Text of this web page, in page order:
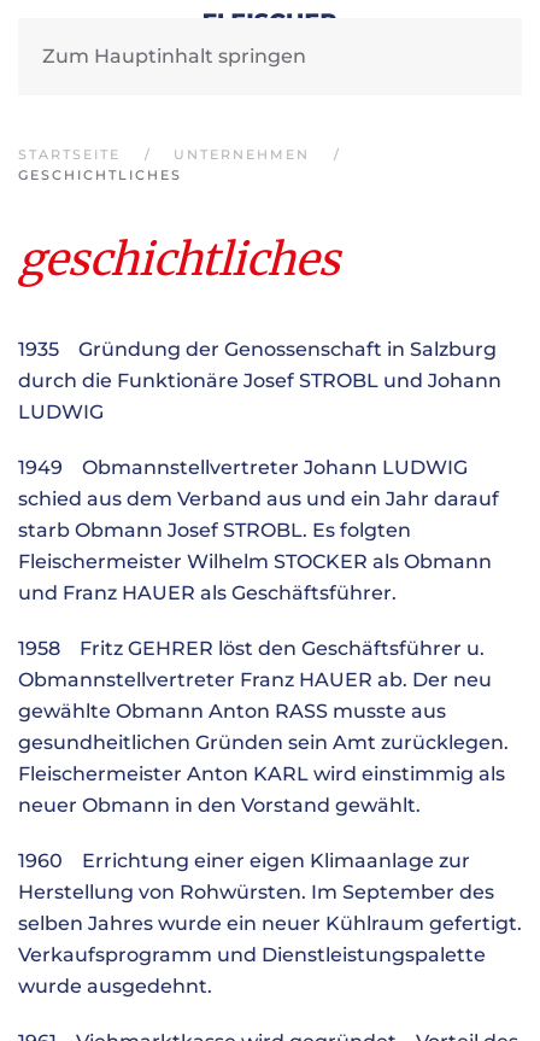
Zum Hauptinhalt springen
STARTSEITE
UNTERNEHMEN
GESCHICHTLICHES
geschichtliches
1935 Gründung der Genossenschaft in Salzburg
durch die Funktionäre Josef STROBL und Johann
LUDWIG
1949 Obmannstellvertreter Johann LUDWIG
schied aus dem Verband aus und ein Jahr darauf
starb Obmann Josef STROBL. Es folgten
Fleischermeister Wilhelm STOCKER als Obmann
und Franz HAUER als Geschäftsführer.
1958 Fritz GEHRER löst den Geschäftsführer u.
Obmannstellvertreter Franz HAUER ab. Der neu
gewählte Obmann Anton RASS musste aus
gesundheitlichen Gründen sein Amt zurücklegen.
Fleischermeister Anton KARL wird einstimmig als
neuer Obmann in den Vorstand gewählt.
1960 Errichtung einer eigen Klimaanlage zur
Herstellung von Rohwürsten. Im September des
selben Jahres wurde ein neuer Kühlraum gefertigt.
Verkaufsprogramm und Dienstleistungspalette
wurde ausgedehnt.